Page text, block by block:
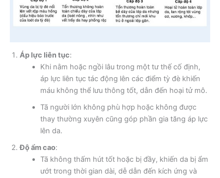
Áp lực liên tục:
Khi nằm hoặc ngồi lâu trong một tư thế cố định,
áp lực liên tục tác động lên các điểm tỳ đè khiến
máu không thể lưu thông tốt, dẫn đến hoại tử mô.
Tã người lớn không phù hợp hoặc không được
thay thường xuyên cũng góp phần gia tăng áp lực
lên da.
Độ ẩm cao:
Tã không thấm hút tốt hoặc bị đầy, khiến da bị ẩm
ướt trong thời gian dài, dễ dẫn đến kích ứng và